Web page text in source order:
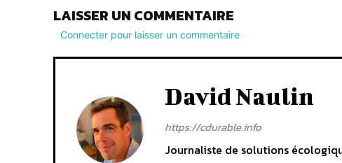
LAISSER UN COMMENTAIRE
Connecter pour laisser un commentaire
David Naulin
https://cdurable.info
Journaliste de solutions